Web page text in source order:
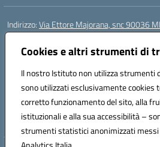
Cookies e altri strumenti di
Il nostro Istituto non utilizza strumenti
sono utilizzati esclusivamente cookies
corretto funzionamento del sito, alla
istituzionali e alla sua accessibilità –
strumenti statistici anonimizzati messi
Indirizzo:Via Ettore Majorana, snc 90036
Centralino:
Email:PAIC8BW002@istruzione.it
Codice fiscale: 97382260822
Codice meccanografico:
PAIC8BW002
Codice Indice delle Pubbliche